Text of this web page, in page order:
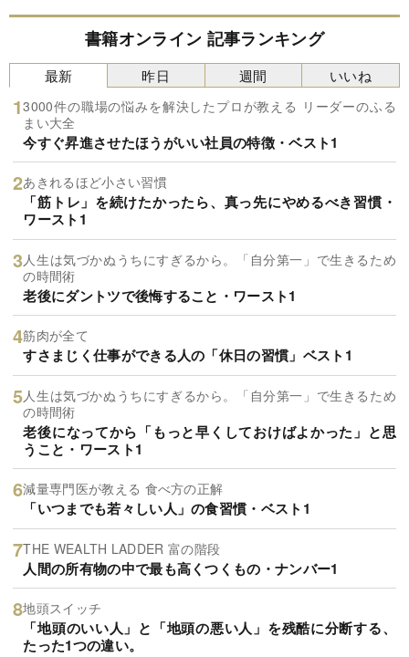
書籍オンライン 記事ランキング
最新
3000件の職場の悩みを解決したプロが教える リーダーのふる
まい大全
今すぐ昇進させたほうがいい社員の特徴・ベスト1
あきれるほど小さい習慣
「筋トレ」を続けたかったら、真っ先にやめるべき習慣・
ワースト1
人生は気づかぬうちにすぎるから。「自分第一」で生きるため
の時間術
老後にダントツで後悔すること・ワースト1
筋肉が全て
すさまじく仕事ができる人の「休日の習慣」ベスト1
人生は気づかぬうちにすぎるから。「自分第一」で生きるため
の時間術
老後になってから「もっと早くしておけばよかった」と思
うこと・ワースト1
減量専門医が教える 食べ方の正解
「いつまでも若々しい人」の食習慣・ベスト1
THE WEALTH LADDER 富の階段
人間の所有物の中で最も高くつくもの・ナンバー1
地頭スイッチ
「地頭のいい人」と「地頭の悪い人」を残酷に分断する、
たった1つの違い。
昨日 週間 いいね